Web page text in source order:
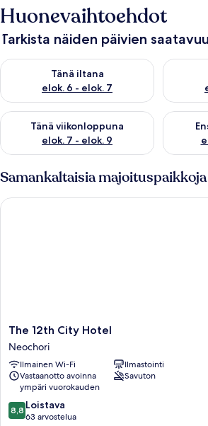
Huonevaihtoehdot
Tarkista näiden päivien
Tänä iltana
elok. 6 - elok. 7
Tarkista tämän illan saatavuus elok. 6 -
Tarkista
Tänä viikonloppuna
elok. 7 - elok. 9
Tarkista tämän viikonlopun saatavuusTarkista
Samankaltaisia majoituspaikkoja
The
12th
City
Hotel
Neochori
The 12th City Hotel
Neochori
Ilmainen Wi-Fi
Ilmastointi
Vastaanotto avoinna
ympäri vuorokauden
Savuton
8.8
kautta
8,8 Loistava
63 arvostelua
The 12th City Hotel